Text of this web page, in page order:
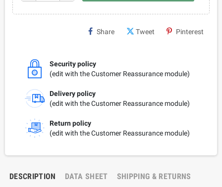
Share Tweet Pinterest
Security policy
(edit with the Customer Reassurance module)
Delivery policy
(edit with the Customer Reassurance module)
Return policy
(edit with the Customer Reassurance module)
DESCRIPTION DATA SHEET SHIPPING & RETURNS